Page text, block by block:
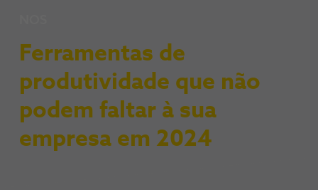
Ferramentas de
produtividade que não
podem faltar à sua
empresa em 2024